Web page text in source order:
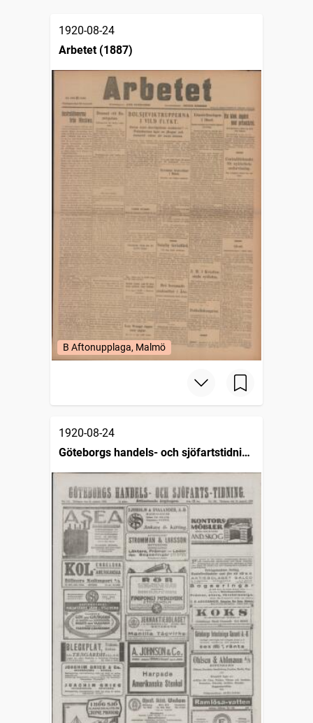
1920-08-24
Arbetet (1887)
B Aftonupplaga, Malmö
1920-08-24
Göteborgs handels- och sjöfartstidning
(1832)